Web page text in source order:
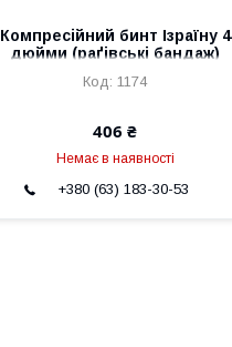
Компресійний бинт Ізраїну 4
дюйми (раґівські бандаж)
1174
406 ₴
Немає в наявності
+380 (63) 183-30-53